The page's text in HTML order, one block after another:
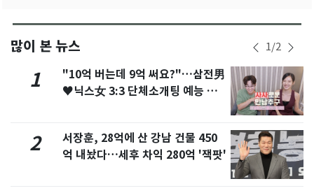
많이 본 뉴스 1/2
1
"10억 버는데 9억 써요?"…삼전男
♥닉스女 3:3 단체소개팅 예능 화
2
서장훈, 28억에 산 강남 건물 450
억 내놨다…세후 차익 280억 '잭팟'